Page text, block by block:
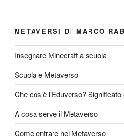
METAVERSI DI MARCO
Insegnare Minecraft a scuola
Scuola e Metaverso
Che cos’è l’Eduverso?
A cosa serve il Metaverso
Come entrare nel Metaverso